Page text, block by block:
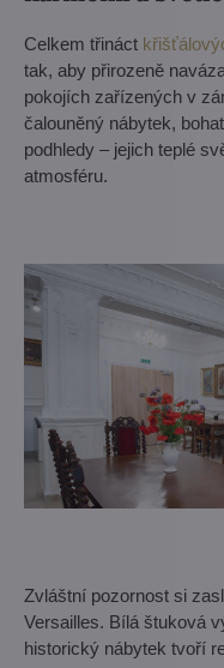
Celkem třináct
tak, aby přirozeně
pokojích zařízených v
čalouněný nábytek,
podhledy – jejich teplé
atmosféru.
Zvláštní pozornost si
Versailles. Bílá štuková
historický nábytek tvoří